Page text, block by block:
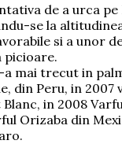
de a urca pe
se la
si a unor
picioare.
mai trecut in
din Peru, in 2007
in 2008
Orizaba din